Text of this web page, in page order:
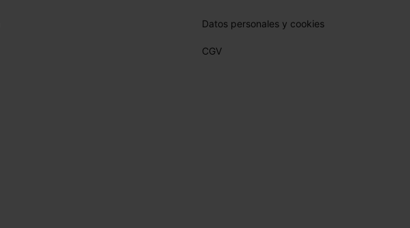
Datos personales y cookies
CGV